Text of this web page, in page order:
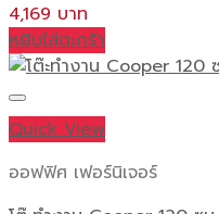
4,169
หยิบใส่ตะกร้า
Quick View
ออฟฟิศ เฟอร์นิเจอร์